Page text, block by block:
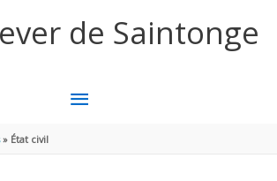
de Saintonge
MENU
État civil